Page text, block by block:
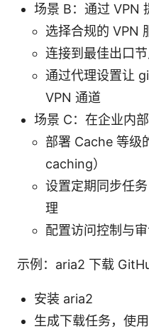
场景 B：通过 VPN
选择合规的 VPN
连接到最佳出口
通过代理设置让
VPN 通道
场景 C：在企业内
部署 Cache 等级
caching）
设置定期同步任
理
配置访问控制与
示例：aria2 下载
安装 aria2
生成下载任务，使